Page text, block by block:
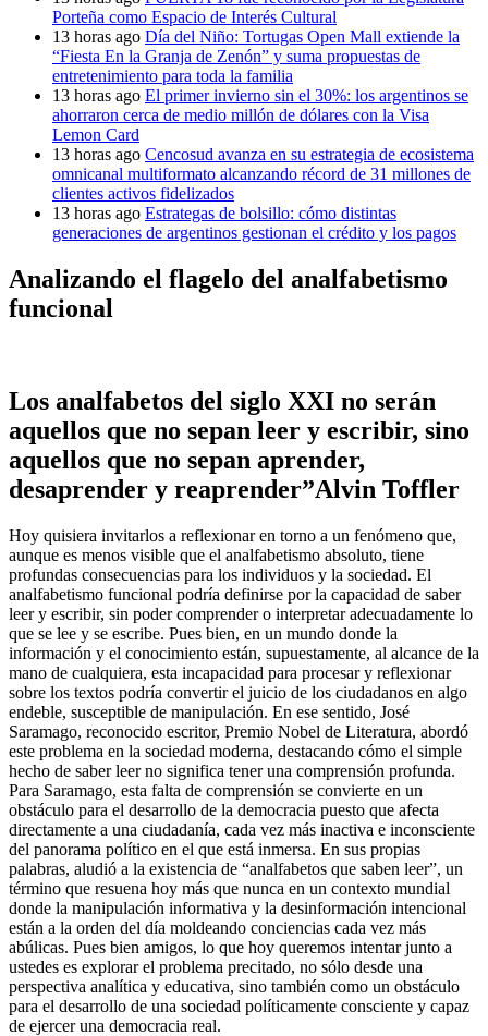
Porteña como Espacio de Interés Cultural
13 horas ago Día del Niño: Tortugas Open Mall extiende la
“Fiesta En la Granja de Zenón” y suma propuestas de
entretenimiento para toda la familia
13 horas ago El primer invierno sin el 30%: los argentinos se
ahorraron cerca de medio millón de dólares con la Visa
Lemon Card
13 horas ago Cencosud avanza en su estrategia de ecosistema
omnicanal multiformato alcanzando récord de 31 millones de
clientes activos fidelizados
13 horas ago Estrategas de bolsillo: cómo distintas
generaciones de argentinos gestionan el crédito y los pagos
Analizando el flagelo del analfabetismo
funcional
Los analfabetos del siglo XXI no serán
aquellos que no sepan leer y escribir, sino
aquellos que no sepan aprender,
desaprender y reaprender”Alvin Toffler
Hoy quisiera invitarlos a reflexionar en torno a un fenómeno que,
aunque es menos visible que el analfabetismo absoluto, tiene
profundas consecuencias para los individuos y la sociedad. El
analfabetismo funcional podría definirse por la capacidad de saber
leer y escribir, sin poder comprender o interpretar adecuadamente lo
que se lee y se escribe. Pues bien, en un mundo donde la
información y el conocimiento están, supuestamente, al alcance de la
mano de cualquiera, esta incapacidad para procesar y reflexionar
sobre los textos podría convertir el juicio de los ciudadanos en algo
endeble, susceptible de manipulación. En ese sentido, José
Saramago, reconocido escritor, Premio Nobel de Literatura, abordó
este problema en la sociedad moderna, destacando cómo el simple
hecho de saber leer no significa tener una comprensión profunda.
Para Saramago, esta falta de comprensión se convierte en un
obstáculo para el desarrollo de la democracia puesto que afecta
directamente a una ciudadanía, cada vez más inactiva e inconsciente
del panorama político en el que está inmersa. En sus propias
palabras, aludió a la existencia de “analfabetos que saben leer”, un
término que resuena hoy más que nunca en un contexto mundial
donde la manipulación informativa y la desinformación intencional
están a la orden del día moldeando conciencias cada vez más
abúlicas. Pues bien amigos, lo que hoy queremos intentar junto a
ustedes es explorar el problema precitado, no sólo desde una
perspectiva analítica y educativa, sino también como un obstáculo
para el desarrollo de una sociedad políticamente consciente y capaz
de ejercer una democracia real.